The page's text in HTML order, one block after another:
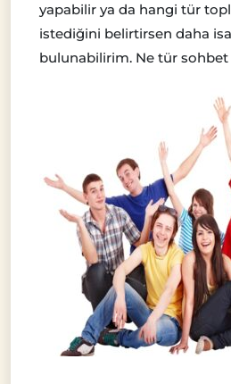
yapabilir ya da hangi tür
istediğini belirtirsen daha
bulunabilirim. Ne tür sohbet